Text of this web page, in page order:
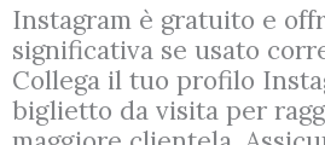
Instagram è gratuito e
significativa se usato
Collega il tuo profilo
biglietto da visita per